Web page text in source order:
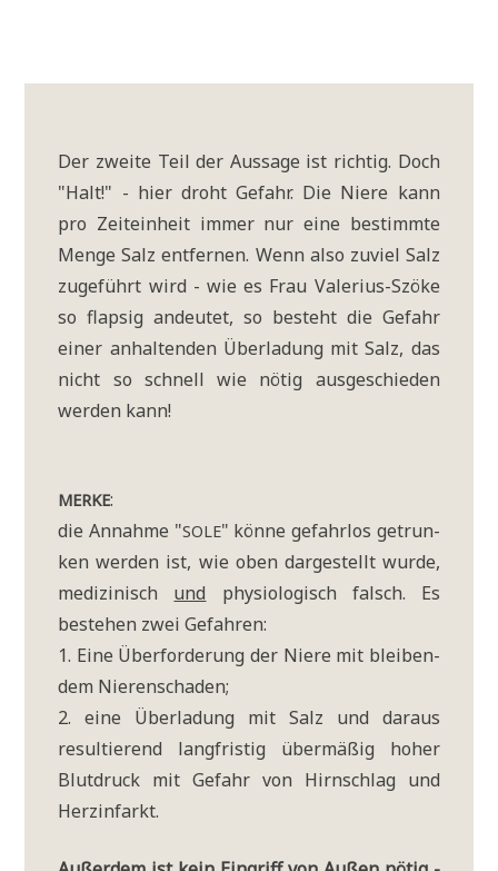
Der zwei­te Teil der Aus­sa­ge ist rich­tig. Doch
"Halt!" - hier droht Gefahr. Die Nie­re kann
pro Zeit­ein­heit immer nur eine bestimm­te
Men­ge Salz ent­fer­nen. Wenn also zuviel Salz
zuge­führt wird - wie es Frau Vale­ri­us-Szö­ke
so flap­sig andeu­tet, so besteht die Gefahr
einer anhal­ten­den Über­la­dung mit Salz, das
nicht so schnell wie nötig aus­ge­schie­den
wer­den kann!
MERKE:
die Annah­me "SOLE" kön­ne gefahr­los getrun­
ken wer­den ist, wie oben dar­ge­stellt wur­de,
medi­zi­nisch und phy­sio­lo­gisch falsch. Es
bestehen zwei Gefahren:
1. Eine Über­for­de­rung der Nie­re mit blei­ben­
dem Nierenschaden;
2. eine Über­la­dung mit Salz und dar­aus
resul­tie­rend lang­fri­stig über­mä­ßig hoher
Blut­druck mit Gefahr von Hirn­schlag und
Herzinfarkt.